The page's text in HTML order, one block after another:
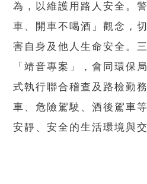
為，以維護用路人安全。
車、開車不喝酒」觀念，
害自身及他人生命安全。
「靖音專案」，會同環保
式執行聯合稽查及路檢勤
車、危險駕駛、酒後駕車
安靜、安全的生活環境與交